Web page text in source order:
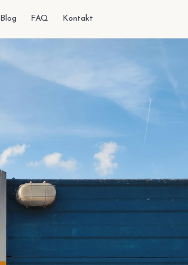
Blog FAQ Kontakt